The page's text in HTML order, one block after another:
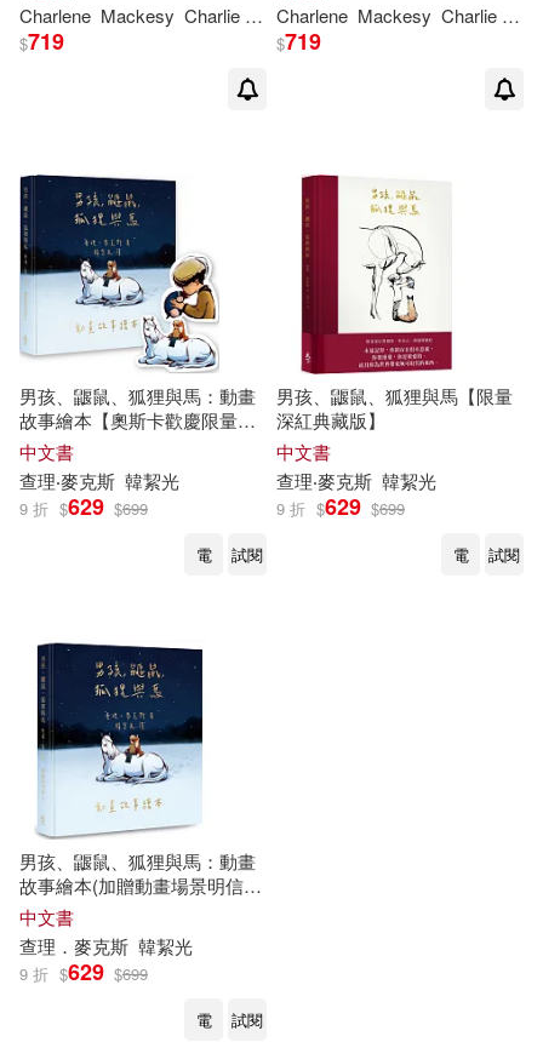
Charlene Mackesy Charlie Whitford
$719
Charlene Mackesy Charlie
$719
男孩、鼴鼠、狐狸與馬：動畫
故事繪本【奧斯卡歡慶限量
版】(加贈經典場景禮物卡)
中文書
查理‧麥克斯 韓絜光
9 折 $629 $699
電
試閱
男孩、鼴鼠、狐狸與馬【限量
深紅典藏版】
中文書
查理‧麥克斯 韓絜光
9 折 $629 $699
電
試閱
男孩、鼴鼠、狐狸與馬：動畫
故事繪本(加贈動畫場景明信
片)【首批限量版】
中文書
查理．麥克斯 韓絜光
9 折 $629 $699
電
試閱